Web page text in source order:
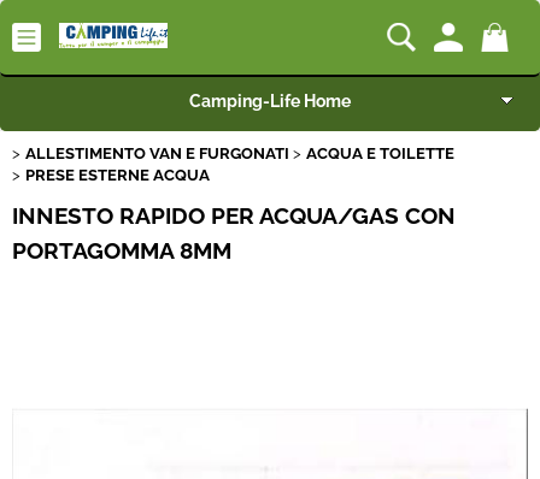
Camping-Life Home
Articoli per Camper e Caravan
Articoli per Furgonati e Van
ALLESTIMENTO VAN E FURGONATI
ACQUA E TOILETTE
PRESE ESTERNE ACQUA
INNESTO RAPIDO PER ACQUA/GAS CON
PORTAGOMMA 8MM